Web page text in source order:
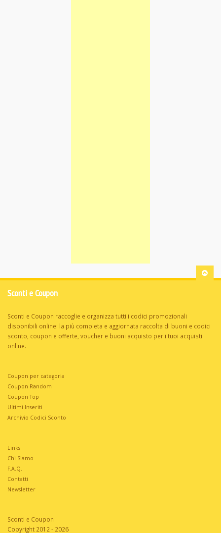
Sconti e Coupon
Sconti e Coupon raccoglie e organizza tutti i codici promozionali
disponibili online: la più completa e aggiornata raccolta di buoni e codici
sconto, coupon e offerte, voucher e buoni acquisto per i tuoi acquisti
online.
Coupon per categoria
Coupon Random
Coupon Top
Ultimi Inseriti
Archivio Codici Sconto
Links
Chi Siamo
F.A.Q.
Contatti
Newsletter
Sconti e Coupon
Copyright 2012 - 2026